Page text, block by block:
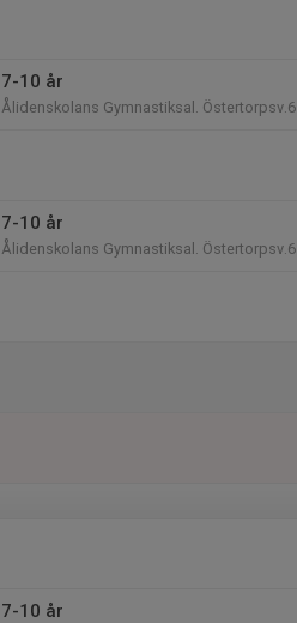
7-10 år
Ålidenskolans Gymnastiksal. Östertorpsv.6
7-10 år
Ålidenskolans Gymnastiksal. Östertorpsv.6
7-10 år